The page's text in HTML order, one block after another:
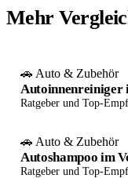
Mehr
🚗 Auto & Zubehör
Autoinnenreiniger
Ratgeber und Top-
🚗 Auto & Zubehör
Autoshampoo im
Ratgeber und Top-